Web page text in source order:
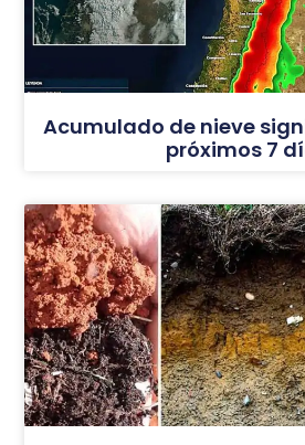
Acumulado de nieve
próximos 7